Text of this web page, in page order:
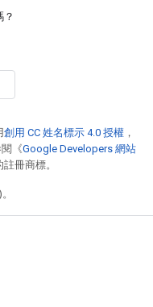
？
創用 CC 姓名標示 4.0 授權 ，
《Google Developers 網站
冊商標。